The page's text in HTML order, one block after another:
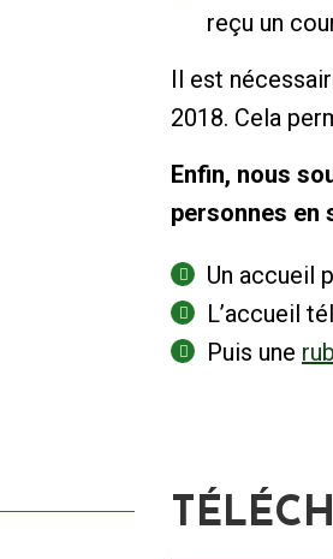
reçu un
Il est
2018. Cela
Enfin, nous
personnes en
Un accueil
L’accueil
Puis une